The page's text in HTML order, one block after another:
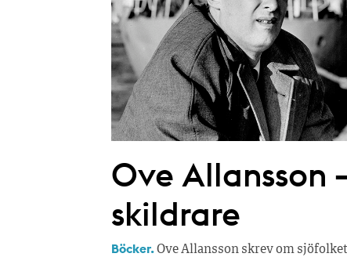
Ove Allansson
skildrare
Böcker.Ove Allansson skrev om